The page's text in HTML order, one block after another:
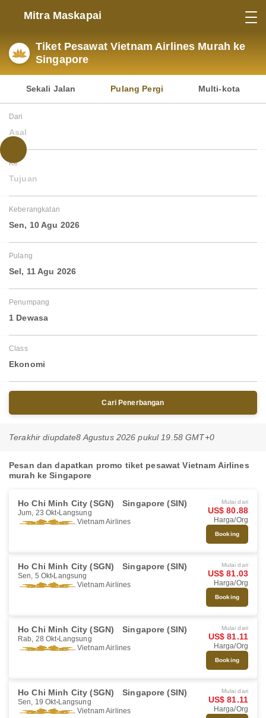
Mitra Maskapai
Tiket Pesawat Vietnam Airlines Murah ke
Singapore
Sekali Jalan Pulang Pergi Multi-kota
Dari
Asal
Ke
Tujuan
Keberangkatan
Sen, 10 Agu 2026
Pulang
Sel, 11 Agu 2026
Penumpang
1 Dewasa
Class
Ekonomi
Cari Penerbangan
Terakhir diupdate8 Agustus 2026 pukul 19.58 GMT+0
Pesan dan dapatkan promo tiket pesawat Vietnam Airlines
murah ke Singapore
Ho Chi Minh City (SGN) Singapore (SIN)
Jum, 23 Okt Langsung
Vietnam Airlines
Mulai dari
US$ 80.88
Harga/Org
Booking
Ho Chi Minh City (SGN) Singapore (SIN)
Sen, 5 Okt Langsung
Vietnam Airlines
Mulai dari
US$ 81.03
Harga/Org
Booking
Ho Chi Minh City (SGN) Singapore (SIN)
Rab, 28 Okt Langsung
Vietnam Airlines
Mulai dari
US$ 81.11
Harga/Org
Booking
Ho Chi Minh City (SGN) Singapore (SIN)
Sen, 19 Okt Langsung
Vietnam Airlines
Mulai dari
US$ 81.11
Harga/Org